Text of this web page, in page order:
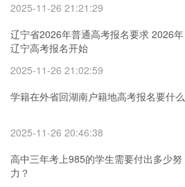
2025-11-26 21:21:29
辽宁省2026年普通高考报名要求 2026年
辽宁高考报名开始
2025-11-26 21:02:59
学籍在外省回湖南户籍地高考报名要什么
2025-11-26 20:46:38
高中三年考上985的学生需要付出多少努
力？